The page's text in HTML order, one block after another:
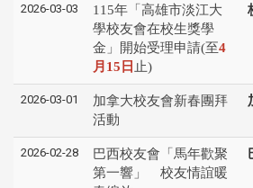
2026-03-03
115年「高雄市淡江大
學校友會在校生獎學
金」開始受理申請(至4
月15日 止)
2026-03-01
加拿大校友會新春團拜
活動
2026-02-28
巴西校友會「馬年歡聚
第一響」 校友情誼暖